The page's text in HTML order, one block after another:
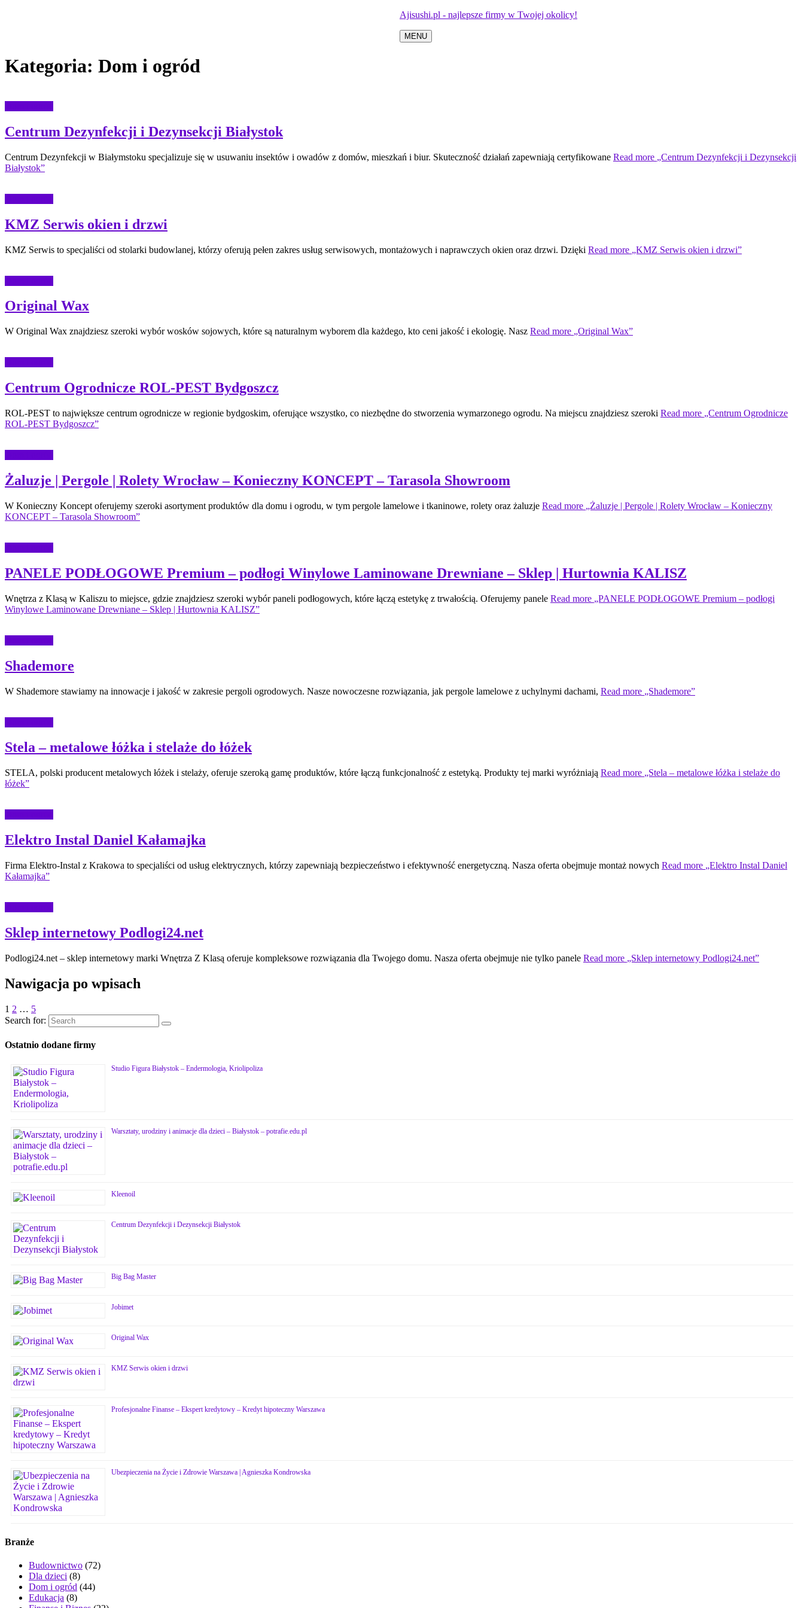
Ajisushi.pl - najlepsze firmy w Twojej okolicy!
MENU
Kategoria: Dom i ogród
Centrum Dezynfekcji i Dezynsekcji Białystok
Centrum Dezynfekcji w Białymstoku specjalizuje się w usuwaniu insektów i owadów z domów, mieszkań i biur. Skuteczność działań zapewniają certyfikowane Read more „Centrum Dezynfekcji i Dezynsekcji
Białystok”
KMZ Serwis okien i drzwi
KMZ Serwis to specjaliści od stolarki budowlanej, którzy oferują pełen zakres usług serwisowych, montażowych i naprawczych okien oraz drzwi. Dzięki Read more „KMZ Serwis okien i drzwi”
Original Wax
W Original Wax znajdziesz szeroki wybór wosków sojowych, które są naturalnym wyborem dla każdego, kto ceni jakość i ekologię. Nasz Read more „Original Wax”
Centrum Ogrodnicze ROL-PEST Bydgoszcz
ROL-PEST to największe centrum ogrodnicze w regionie bydgoskim, oferujące wszystko, co niezbędne do stworzenia wymarzonego ogrodu. Na miejscu znajdziesz szeroki Read more „Centrum Ogrodnicze
ROL-PEST Bydgoszcz”
Żaluzje | Pergole | Rolety Wrocław – Konieczny KONCEPT – Tarasola Showroom
W Konieczny Koncept oferujemy szeroki asortyment produktów dla domu i ogrodu, w tym pergole lamelowe i tkaninowe, rolety oraz żaluzje Read more „Żaluzje | Pergole | Rolety Wrocław – Konieczny
KONCEPT – Tarasola Showroom”
PANELE PODŁOGOWE Premium – podłogi Winylowe Laminowane Drewniane – Sklep | Hurtownia KALISZ
Wnętrza z Klasą w Kaliszu to miejsce, gdzie znajdziesz szeroki wybór paneli podłogowych, które łączą estetykę z trwałością. Oferujemy panele Read more „PANELE PODŁOGOWE Premium – podłogi
Winylowe Laminowane Drewniane – Sklep | Hurtownia KALISZ”
Shademore
W Shademore stawiamy na innowacje i jakość w zakresie pergoli ogrodowych. Nasze nowoczesne rozwiązania, jak pergole lamelowe z uchylnymi dachami, Read more „Shademore”
Stela – metalowe łóżka i stelaże do łóżek
STELA, polski producent metalowych łóżek i stelaży, oferuje szeroką gamę produktów, które łączą funkcjonalność z estetyką. Produkty tej marki wyróżniają Read more „Stela – metalowe łóżka i stelaże do
łóżek”
Elektro Instal Daniel Kałamajka
Firma Elektro-Instal z Krakowa to specjaliści od usług elektrycznych, którzy zapewniają bezpieczeństwo i efektywność energetyczną. Nasza oferta obejmuje montaż nowych Read more „Elektro Instal Daniel
Kałamajka”
Sklep internetowy Podlogi24.net
Podlogi24.net – sklep internetowy marki Wnętrza Z Klasą oferuje kompleksowe rozwiązania dla Twojego domu. Nasza oferta obejmuje nie tylko panele Read more „Sklep internetowy Podlogi24.net”
Nawigacja po wpisach
1 2 … 5
Search for:
Ostatnio dodane firmy
Studio Figura Białystok – Endermologia, Kriolipoliza
Warsztaty, urodziny i animacje dla dzieci – Białystok – potrafie.edu.pl
Kleenoil
Centrum Dezynfekcji i Dezynsekcji Białystok
Big Bag Master
Jobimet
Original Wax
KMZ Serwis okien i drzwi
Profesjonalne Finanse – Ekspert kredytowy – Kredyt hipoteczny Warszawa
Ubezpieczenia na Życie i Zdrowie Warszawa | Agnieszka Kondrowska
Branże
Budownictwo (72)
Dla dzieci (8)
Dom i ogród (44)
Edukacja (8)